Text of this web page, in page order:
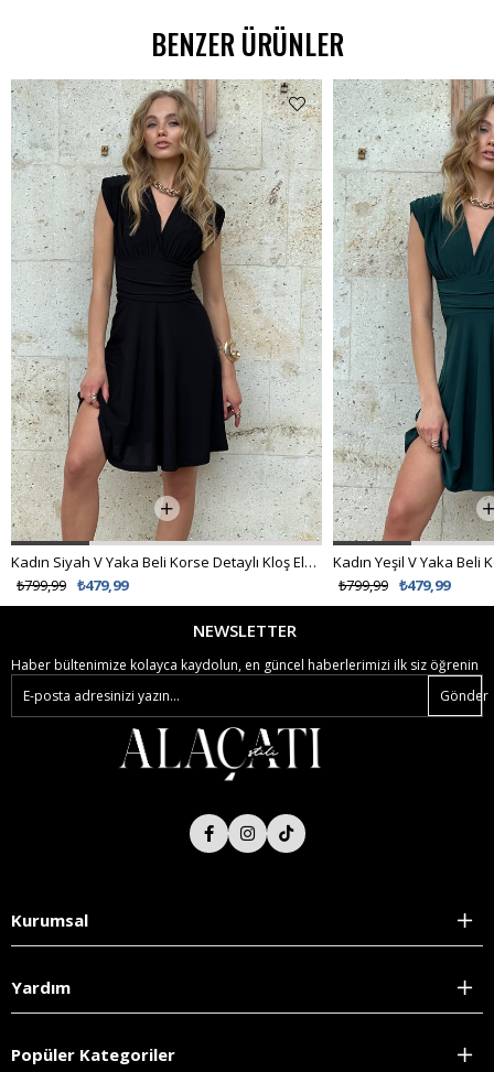
BENZER ÜRÜNLER
Kadın Siyah V Yaka Beli Korse Detaylı Kloş Elbise ALC-X12153
Kadın Yeşil V Yaka Beli Korse Detaylı Kloş Elbise ALC-X12153
₺479,99
₺799,99
₺479,99
₺799,99
NEWSLETTER
Haber bültenimize kolayca kaydolun, en güncel haberlerimizi ilk siz öğrenin
Gönder
Kurumsal
Yardım
Popüler Kategoriler